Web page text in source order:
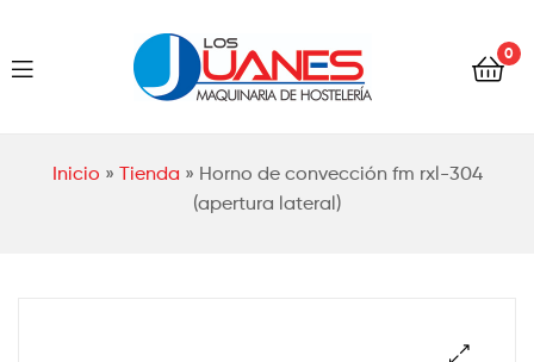
Los
0
Inicio » Tienda » Horno de convección fm rxl-304
(apertura lateral)
Los